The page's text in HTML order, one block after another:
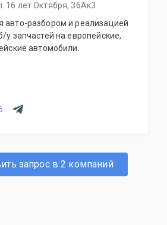
16 лет Октября, 36Ак3
авто-разбором и реализацией
у запчастей на европейские,
автомобили.
запрос в 2 компаний